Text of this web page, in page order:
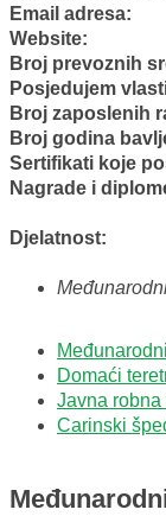
Email adresa:
Website:
Broj prevoznih
Posjedujem
Broj zaposlenih
Broj godina
Sertifikati koje
Nagrade i
Djelatnost:
Domaći
Javna
Carinski